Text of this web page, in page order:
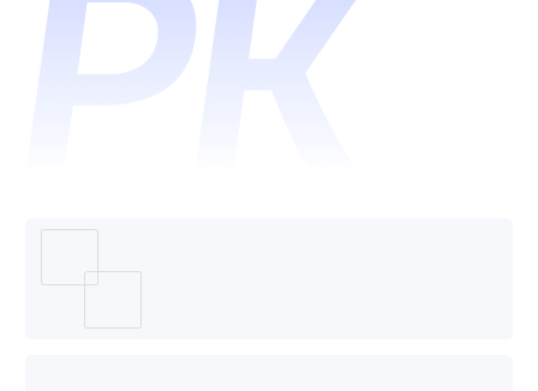
个好
美伦美
卡哪个